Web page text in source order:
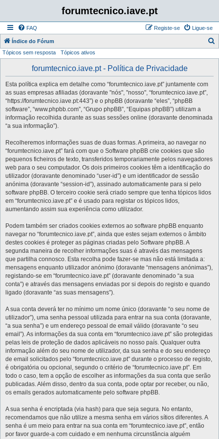
forumtecnico.iave.pt
FAQ Ligue-se
Registe-se
Índice do Fórum
Tópicos sem resposta Tópicos ativos
forumtecnico.iave.pt - Política de Privacidade
Esta política explica em detalhe como “forumtecnico.iave.pt” juntamente com
as suas empresas afiliadas (doravante "nós", "nosso", “forumtecnico.iave.pt”,
“https://forumtecnico.iave.pt:443”) e o phpBB (doravante “eles”, “phpBB
software”, “www.phpbb.com”, “Grupo phpBB”, “Equipas phpBB”) utilizam a
informação recolhida durante as suas sessões online (doravante denominada
“a sua informação”).
Recolheremos informações suas de duas formas. A primeira, ao navegar no
“forumtecnico.iave.pt” fará com que o Software phpBB crie cookies que são
pequenos ficheiros de texto, transferidos temporariamente pelos navegadores
web para o seu computador. Os dois primeiros cookies têm a identificação do
utilizador (doravante denominado “user-id”) e um identificador de sessão
anónima (doravante “session-id”), assinado automaticamente para si pelo
software phpBB. O terceiro cookie será criado sempre que tenha tópicos lidos
em “forumtecnico.iave.pt” e é usado para registar os tópicos lidos,
aumentando assim sua experiência como utilizador.
Podem também ser criados cookies externos ao software phpBB enquanto
navegar no “forumtecnico.iave.pt”, ainda que estes sejam externos o âmbito
destes cookies é proteger as páginas criadas pelo Software phpBB. A
segunda maneira de recolher informações suas é através das mensagens
que partilha connosco. Esta recolha pode fazer-se mas não está limitada a:
mensagens enquanto utilizador anónimo (doravante “mensagens anónimas”),
registando-se em “forumtecnico.iave.pt” (doravante denominado “a sua
conta”) e através das mensagens enviadas por si depois do registo e quando
ligado (doravante “as suas mensagens”).
A sua conta deverá ter no mínimo um nome único (doravante “o seu nome de
utilizador”), uma senha pessoal utilizada para entrar na sua conta (doravante,
“a sua senha”) e um endereço pessoal de email válido (doravante “o seu
email”). As informações da sua conta em “forumtecnico.iave.pt” são protegidas
pelas leis de proteção de dados aplicáveis no nosso país. Qualquer outra
informação além do seu nome de utilizador, da sua senha e do seu endereço
de email solicitados pelo “forumtecnico.iave.pt” durante o processo de registo,
é obrigatória ou opcional, segundo o critério de “forumtecnico.iave.pt”. Em
todo o caso, tem a opção de escolher as informações da sua conta que serão
publicadas. Além disso, dentro da sua conta, pode optar por receber, ou não,
os emails gerados automaticamente pelo software phpBB.
A sua senha é encriptada (via hash) para que seja segura. No entanto,
recomendamos que não utilize a mesma senha em vários sítios diferentes. A
senha é um meio para entrar na sua conta em “forumtecnico.iave.pt”, então
por favor guarde-a com cuidado e em nenhuma circunstância alguém